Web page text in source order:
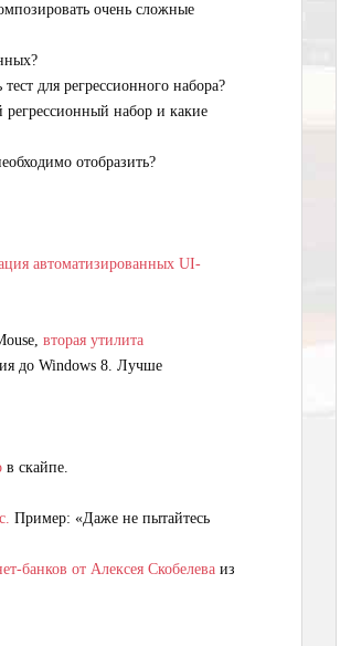
очень сложные
для регрессионного набора?
набор и какие
отобразить?
автоматизированных UI-
вторая утилита
до Windows 8. Лучше
в скайпе.
Пример: «Даже не пытайтесь
банков от Алексея Скобелева из